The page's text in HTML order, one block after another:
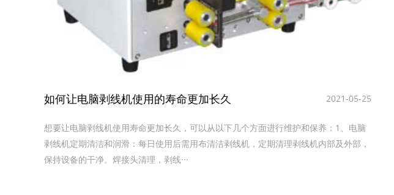
如何让电脑剥线机使用的寿命更加长久 2021-05-25
想要让电脑剥线机使用寿命更加长久，可以从以下几个方面进行维护和保养‌：1‌、电脑
剥线机定期清洁和润滑‌：每日使用后需用布清洁剥线机，定期清理剥线机内部及外部，
保持设备的干净。焊接头清理，剥线···